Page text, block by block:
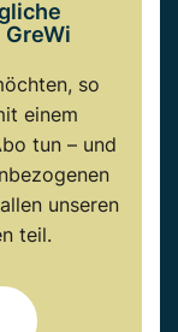
so
einem
tun – und
unseren
teil.